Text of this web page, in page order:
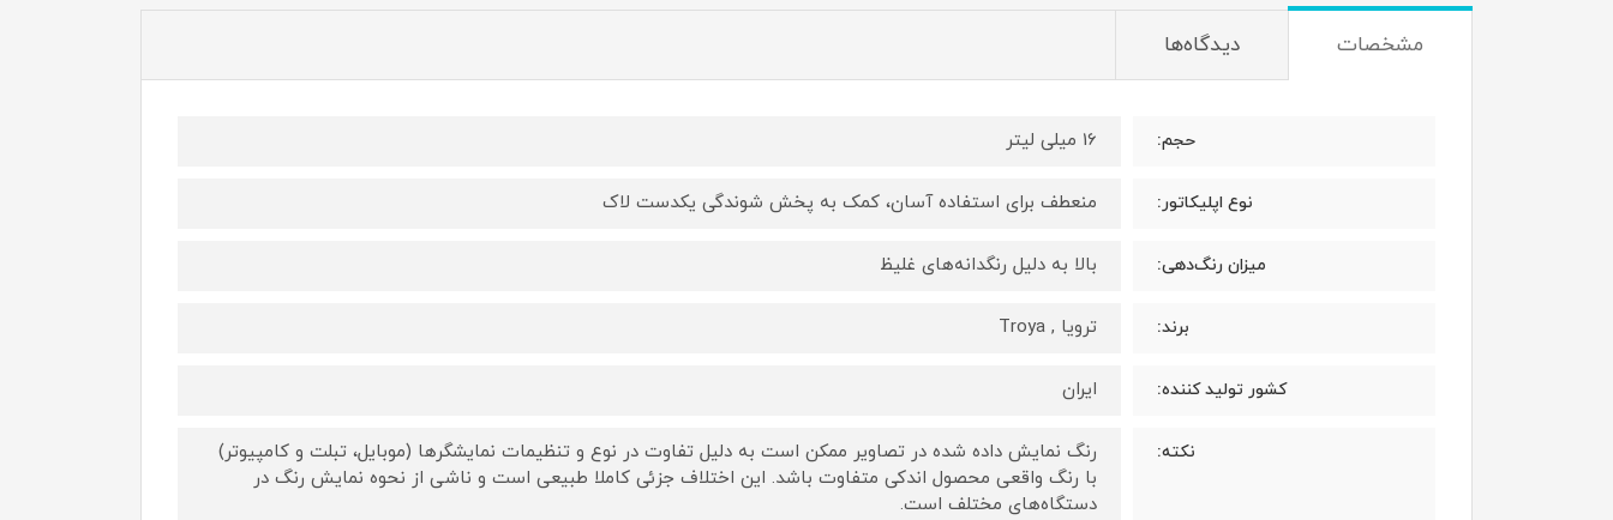
مشخصات دیدگاه‌ها
حجم: 16 میلی لیتر
نوع اپلیکاتور: منعطف برای استفاده آسان، کمک به پخش شوندگی یکدست لاک
میزان رنگ‌دهی: بالا به دلیل رنگدانه‌های غلیظ
برند: ترویا , Troya
کشور تولید کننده: ایران
نکته:
رنگ نمایش داده‌ شده در تصاویر ممکن است به دلیل تفاوت در نوع و تنظیمات نمایشگرها (موبایل، تبلت و کامپیوتر)
با رنگ واقعی محصول اندکی متفاوت باشد. این اختلاف جزئی کاملا طبیعی است و ناشی از نحوه نمایش رنگ در
دستگاه‌های مختلف است.